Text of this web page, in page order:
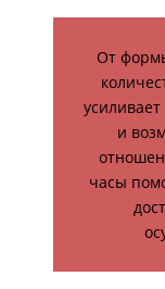
От
и
часы